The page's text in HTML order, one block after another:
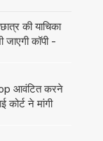
की याचिका
कॉपी -
आवंटित करने
ने मांगी